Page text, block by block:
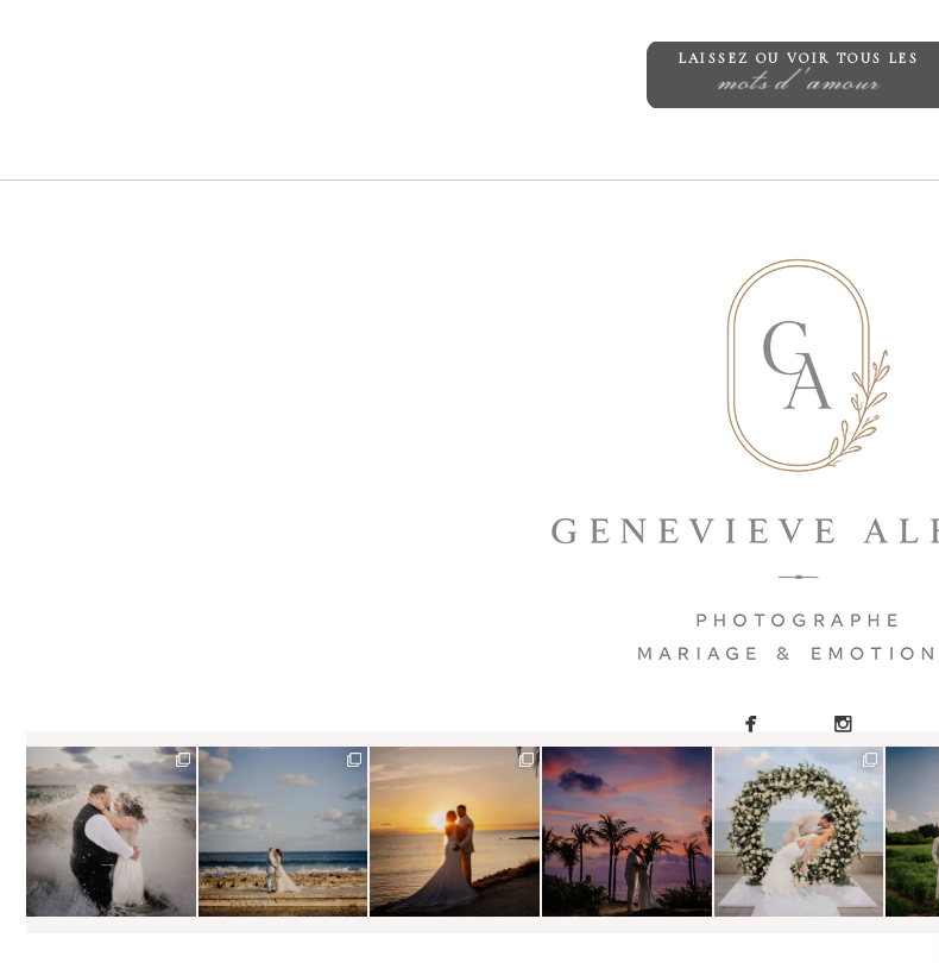
Save my name, email, and website in this browser for the next time I comment.
mots d'amour
LAISSEZ OU VOIR TOUS LES